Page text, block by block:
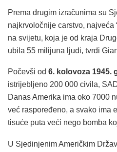
Prema drugim izračunima su
najkrvoločnije carstvo, najveća
na svijetu, koja je od kraja
ubila 55 milijuna ljudi, tvrdi
Počevši od 6. kolovoza 1945.
istrijebljeno 200 000 civila,
Danas Amerika ima oko 7000
već raspoređeno, a svako ima
tisuće puta veći nego bomba
U Sjedinjenim Američkim